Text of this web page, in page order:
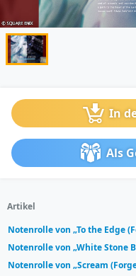
In
Als
Artikel
Notenrolle von „To the Edge
Notenrolle von „White Stone
Notenrolle von „Scream